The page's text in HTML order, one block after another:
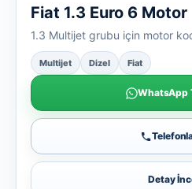
Fiat 1.3 Euro 6 Motor
1.3 Multijet grubu için motor
Multijet Dizel Fiat
WhatsApp
Detay